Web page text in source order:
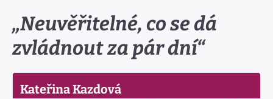
„Neuvěřitelné, co se dá
zvládnout za pár dní“
Kateřina Kazdová